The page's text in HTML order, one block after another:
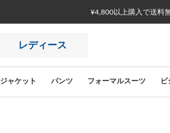
¥4,800以上購入で送料
レディース
ジャケット パンツ フォーマルスーツ ビ